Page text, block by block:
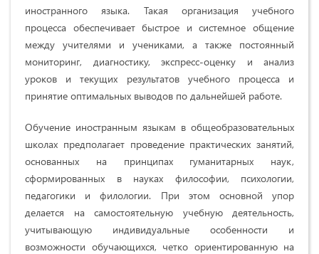
иностранного языка. Такая организация учебного
процесса обеспечивает быстрое и системное общение
между учителями и учениками, а также постоянный
мониторинг, диагностику, экспресс-оценку и анализ
уроков и текущих результатов учебного процесса и
принятие оптимальных выводов по дальнейшей работе.
Обучение иностранным языкам в общеобразовательных
школах предполагает проведение практических занятий,
основанных на принципах гуманитарных наук,
сформированных в науках философии, психологии,
педагогики и филологии. При этом основной упор
делается на самостоятельную учебную деятельность,
учитывающую индивидуальные особенности и
возможности обучающихся, четко ориентированную на